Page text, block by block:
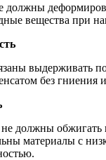
вещества при
выдерживать
без гниения
должны обжигать
материалы с